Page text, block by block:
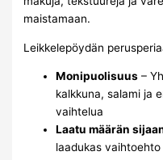
maistamaan.
Leikkelepöydän
Monipuolisuus –
kalkkuna, salami ja
vaihtelua
Laatu määrän
laadukas